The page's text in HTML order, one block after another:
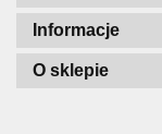
Informacje
O sklepie